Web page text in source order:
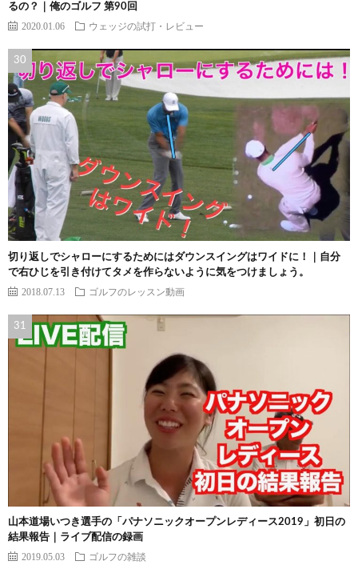
るの？｜俺のゴルフ 第90回
2020.01.06 ウェッジの試打・レビュー
切り返しでシャローにするためにはダウンスイングはワイドに！｜自分
で右ひじを引き付けてタメを作らないように気をつけましょう。
2018.07.13 ゴルフのレッスン動画
山本道場いつき選手の「パナソニックオープンレディース2019」初日の
結果報告｜ライブ配信の録画
2019.05.03 ゴルフの雑談